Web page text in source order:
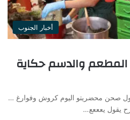
أخبار الجنوب
والدسم حكاية
صحن محضريتو اليوم كروش وفوارغ …
يقول يعععع…